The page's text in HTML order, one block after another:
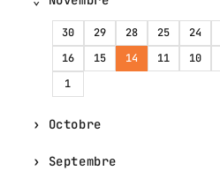
30 29 28 25 24
16
15 14 11 10
1
Octobre
Septembre